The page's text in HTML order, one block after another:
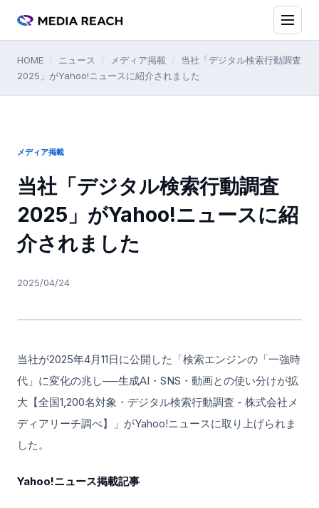
HOME ニュース メディア掲載
当社「デジタル検索行動調査
2025」がYahoo!ニュースに紹介されました
メディア掲載
当社「デジタル検索行動調査
2025」がYahoo!ニュースに紹
介されました
2025/04/24
当社が2025年4月11日に公開した「検索エンジンの「一強時
代」に変化の兆し──生成AI・SNS・動画との使い分けが拡
大【全国1,200名対象・デジタル検索行動調査 - 株式会社メ
ディアリーチ調べ】」がYahoo!ニュースに取り上げられま
した。
Yahoo!ニュース掲載記事